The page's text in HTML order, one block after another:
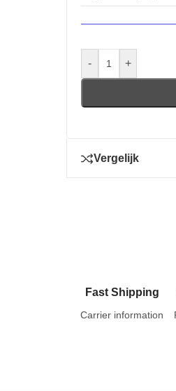
- +
Vergelijk
Fast Shipping
Carrier information